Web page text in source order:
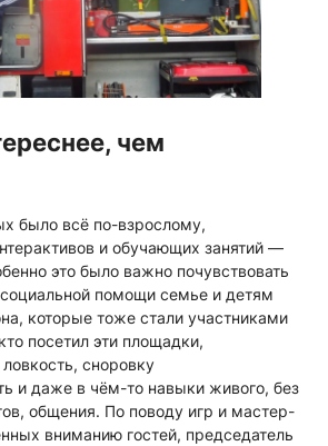
чем
было всё по-взрослому,
и обучающих занятий —
это было важно почувствовать
помощи семье и детям
которые тоже стали участниками
посетил эти площадки,
сноровку
и даже в чём-то навыки живого, без
общения. По поводу игр и мастер-
вниманию гостей, председатель